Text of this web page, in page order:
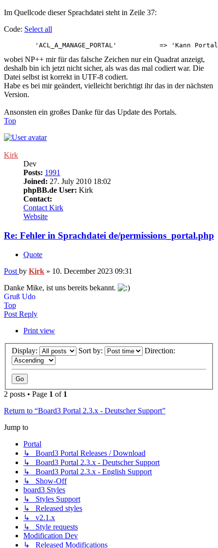
Im Quellcode dieser Sprachdatei steht in Zeile 37:
Code: Select all
wobei NP++ mir für das falsche Zeichen nur ein Quadrat anzeigt,
deshalb bin ich jetzt nicht sicher, als was das mal codiert war. Die
Datei selbst ist korrekt in UTF-8 codiert.
Habe es bei mir geändert, vielleicht berichtigt ihr das in der nächsten
Version.
Ansonsten ein großes Danke für das Update des Portals.
Top
Kirk
Dev
Posts: 1991
Joined: 27. July 2010 18:02
phpBB.de User: Kirk
Contact:
Contact Kirk
Website
Re: Fehler in Sprachdatei de/permissions_portal.php
Quote
Post by Kirk » 10. December 2023 09:31
Danke Mike, ist uns bereits bekannt.
Gruß Udo
Top
Post Reply
Print view
Display: Sort by: Direction:
2 posts • Page 1 of 1
Return to “Board3 Portal 2.3.x - Deutscher Support”
Jump to
Portal
↳ Board3 Portal Releases / Download
↳ Board3 Portal 2.3.x - Deutscher Support
↳ Board3 Portal 2.3.x - English Support
↳ Show-Off
board3 Styles
↳ Styles Support
↳ Released styles
↳ v2.1.x
↳ Style requests
Modification Dev
↳ Released Modifications